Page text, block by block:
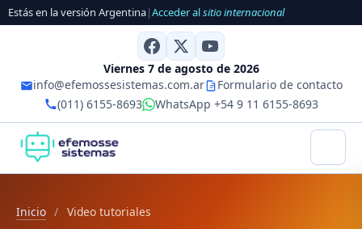
Estás en la versión Argentina|Acceder alsitio internacional
Viernes 7 de agosto de 2026
info@efemossesistemas.com.ar
Formulario de contacto
(011) 6155-8693
WhatsApp +54 9 11 6155-8693
Inicio / Video tutoriales